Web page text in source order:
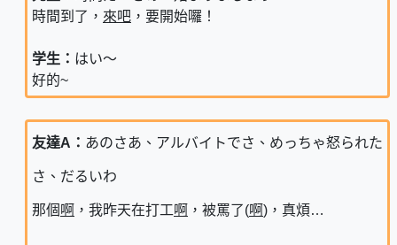
時間到了， 來吧 ，要開始囉！
学生： はい～
好的~
友達A： あのさあ、アルバイトでさ、めっちゃ怒られた
さ、だるいわ
那個啊 ，我昨天在打工啊 ，被罵了(啊)，真煩…